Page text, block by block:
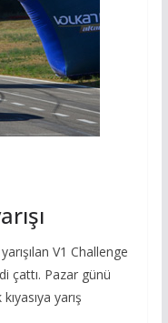
V1 Challenge
çattı. Pazar günü
yarış